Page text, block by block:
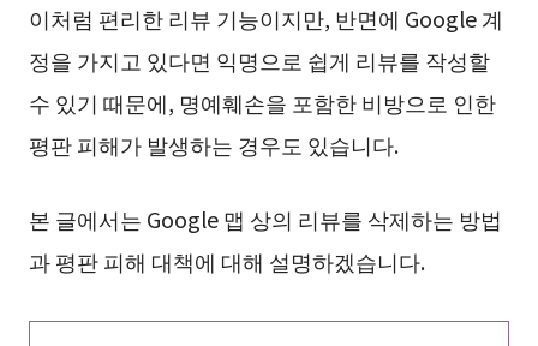
이처럼 편리한 리뷰 기능이지만, 반면에 Google 계
정을 가지고 있다면 익명으로 쉽게 리뷰를 작성할
수 있기 때문에, 명예훼손을 포함한 비방으로 인한
평판 피해가 발생하는 경우도 있습니다.
본 글에서는 Google 맵 상의 리뷰를 삭제하는 방법
과 평판 피해 대책에 대해 설명하겠습니다.